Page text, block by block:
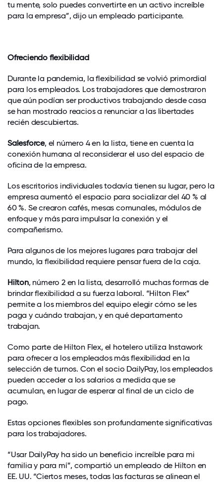
tu mente, solo puedes convertirte en un activo increíble
para la empresa”, dijo un empleado participante.
Ofreciendo flexibilidad
Durante la pandemia, la flexibilidad se volvió primordial
para los empleados. Los trabajadores que demostraron
que aún podían ser productivos trabajando desde casa
se han mostrado reacios a renunciar a las libertades
recién descubiertas.
Salesforce, el número 4 en la lista, tiene en cuenta la
conexión humana al reconsiderar el uso del espacio de
oficina de la empresa.
Los escritorios individuales todavía tienen su lugar, pero la
empresa aumentó el espacio para socializar del 40 % al
60 %. Se crearon cafés, mesas comunales, módulos de
enfoque y más para impulsar la conexión y el
compañerismo.
Para algunos de los mejores lugares para trabajar del
mundo, la flexibilidad requiere pensar fuera de la caja.
Hilton, número 2 en la lista, desarrolló muchas formas de
brindar flexibilidad a su fuerza laboral. “Hilton Flex”
permite a los miembros del equipo elegir cómo se les
paga y cuándo trabajan, y en qué departamento
trabajan.
Como parte de Hilton Flex, el hotelero utiliza Instawork
para ofrecer a los empleados más flexibilidad en la
selección de turnos. Con el socio DailyPay, los empleados
pueden acceder a los salarios a medida que se
acumulan, en lugar de esperar al final de un ciclo de
pago.
Estas opciones flexibles son profundamente significativas
para los trabajadores.
“Usar DailyPay ha sido un beneficio increíble para mi
familia y para mí”, compartió un empleado de Hilton en
EE. UU. “Ciertos meses, todas las facturas se alinean el